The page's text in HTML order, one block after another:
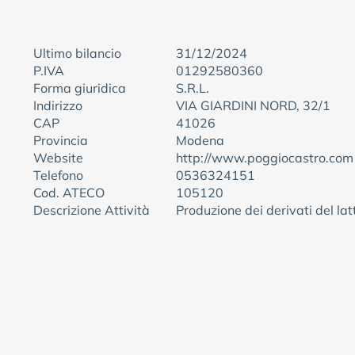
Ultimo bilancio
31/12/2024
P.IVA
01292580360
Forma giuridica
S.R.L.
Indirizzo
VIA GIARDINI NORD, 32/1
CAP
41026
Provincia
Modena
Website
http://www.poggiocastro.com
Telefono
0536324151
Cod. ATECO
105120
Descrizione Attività
Produzione dei derivati del